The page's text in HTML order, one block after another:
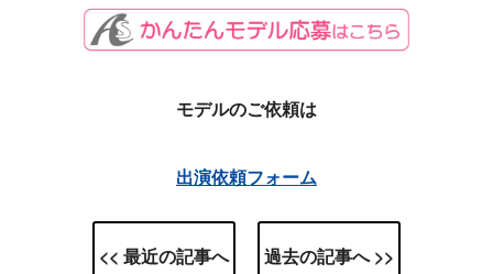
モデルのご依頼は
出演依頼フォーム
<< 最近の記事へ 過去の記事へ >>